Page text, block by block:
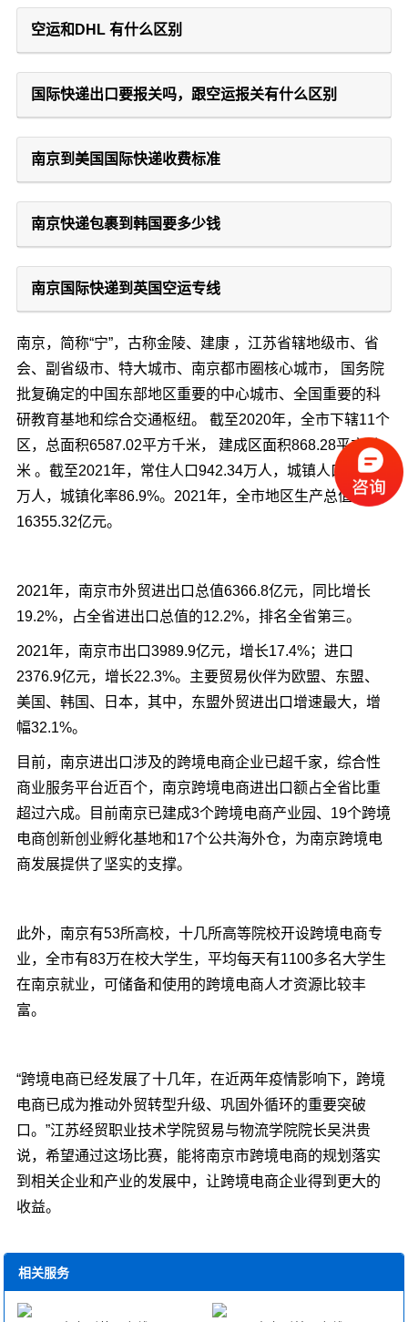
空运和DHL 有什么区别
国际快递出口要报关吗，跟空运报关有什么区别
南京到美国国际快递收费标准
南京快递包裹到韩国要多少钱
南京国际快递到英国空运专线
南京，简称“宁”，古称金陵、建康 ，江苏省辖地级市、省
会、副省级市、特大城市、南京都市圈核心城市， 国务院
批复确定的中国东部地区重要的中心城市、全国重要的科
研教育基地和综合交通枢纽。 截至2020年，全市下辖11个
区，总面积6587.02平方千米， 建成区面积868.28平方千
米 。截至2021年，常住人口942.34万人，城镇人口818.89
万人，城镇化率86.9%。2021年，全市地区生产总值
16355.32亿元。
2021年，南京市外贸进出口总值6366.8亿元，同比增长
19.2%，占全省进出口总值的12.2%，排名全省第三。
2021年，南京市出口3989.9亿元，增长17.4%；进口
2376.9亿元，增长22.3%。主要贸易伙伴为欧盟、东盟、
美国、韩国、日本，其中，东盟外贸进出口增速最大，增
幅32.1%。
目前，南京进出口涉及的跨境电商企业已超千家，综合性
商业服务平台近百个，南京跨境电商进出口额占全省比重
超过六成。目前南京已建成3个跨境电商产业园、19个跨境
电商创新创业孵化基地和17个公共海外仓，为南京跨境电
商发展提供了坚实的支撑。
此外，南京有53所高校，十几所高等院校开设跨境电商专
业，全市有83万在校大学生，平均每天有1100多名大学生
在南京就业，可储备和使用的跨境电商人才资源比较丰
富。
“跨境电商已经发展了十几年，在近两年疫情影响下，跨境
电商已成为推动外贸转型升级、巩固外循环的重要突破
口。”江苏经贸职业技术学院贸易与物流学院院长吴洪贵
说，希望通过这场比赛，能将南京市跨境电商的规划落实
到相关企业和产业的发展中，让跨境电商企业得到更大的
收益。
相关服务